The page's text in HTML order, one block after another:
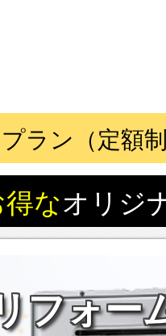
ラン（定額
なオリジ
フォー